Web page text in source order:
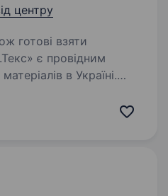
центру
готові взяти
в Україні.
зайнятість, так і на